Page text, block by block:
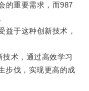
重要需求，而987
于这种创新技术，
术，通过高效学习
步伐，实现更高的成